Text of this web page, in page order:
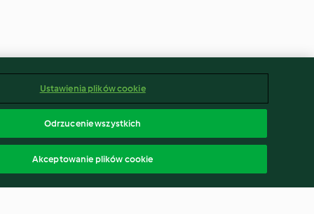
Ustawienia plików cookie
Odrzucenie wszystkich
Akceptowanie plików cookie